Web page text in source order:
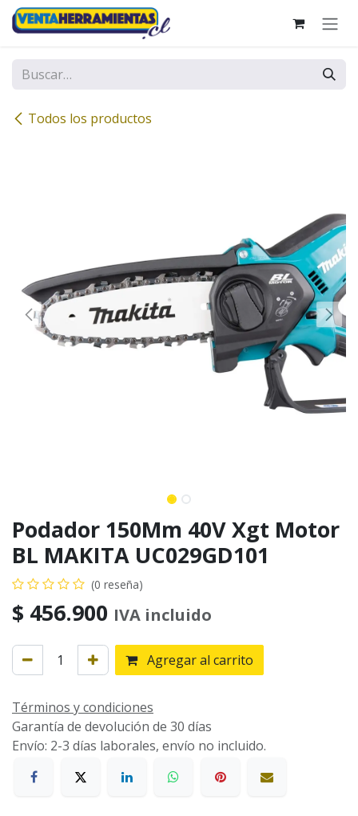
Ir al contenido
Todos los productos
Podador 150Mm 40V Xgt Motor
BL MAKITA UC029GD101
(0 reseña)
$ 456.900 IVA incluido
Agregar al carrito
Términos y condiciones
Garantía de devolución de 30 días
Envío: 2-3 días laborales, envío no incluido.